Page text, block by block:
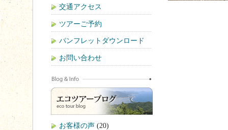
交通アクセス
ツアーご予約
パンフレットダウンロード
お問い合わせ
お客様の声 (20)